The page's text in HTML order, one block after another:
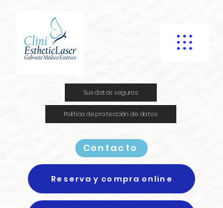
Contacto
Sus datos seguros
Política de protección de datos
Reserva y compra online